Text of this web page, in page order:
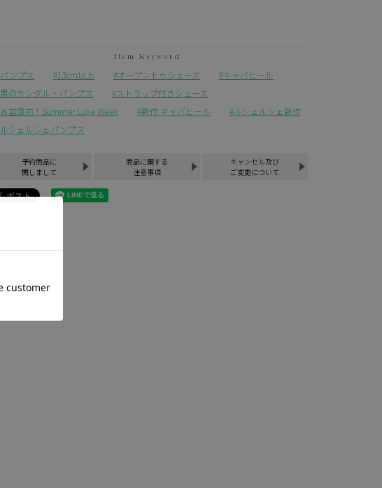
パンプス 13cm以上 オープントゥシューズ
キャバヒール
黒のサンダル・パンプス
ストラップ付きシューズ
お盆直前！Summer Luxe Week
新作 キャバヒール
ルシェルシェ新作
ルシェルシェパンプス
予約商品に
関しまして
商品に関する
注意事項
キャンセル及び
ご変更について